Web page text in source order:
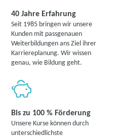
40 Jahre Erfahrung
Seit 1985 bringen wir unsere
Kunden mit passgenauen
Weiterbildungen ans Ziel ihrer
Karriereplanung. Wir wissen
genau, wie Bildung geht.
Bis zu 100 % Förderung
Unsere Kurse können durch
unterschiedlichste